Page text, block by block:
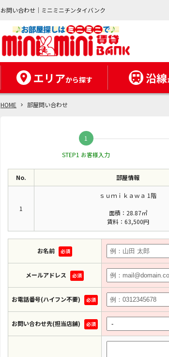
お問い合わせ｜ミニミニチンタイバンク
エリアから探す 沿線
HOME 部屋問い合わせ
STEP1 お客様入力
No. 部屋情報
1
ｓｕｍｉｋａｗａ 1階
面積：28.87㎡
賃料：63,500円
お名前 必須
メールアドレス 必須
お電話番号(ハイフン不要) 必須
お問い合わせ先(担当店舗) 必須